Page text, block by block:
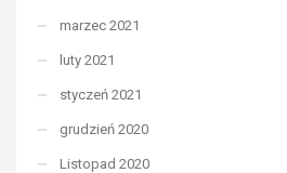
marzec 2021
luty 2021
styczeń 2021
grudzień 2020
Listopad 2020